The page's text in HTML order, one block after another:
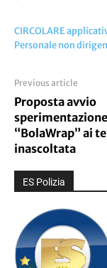
CIRCOLARE
Personale non
Previous article
Proposta avvio
sperimentazione
“BolaWrap” ai
inascoltata
ES Polizia